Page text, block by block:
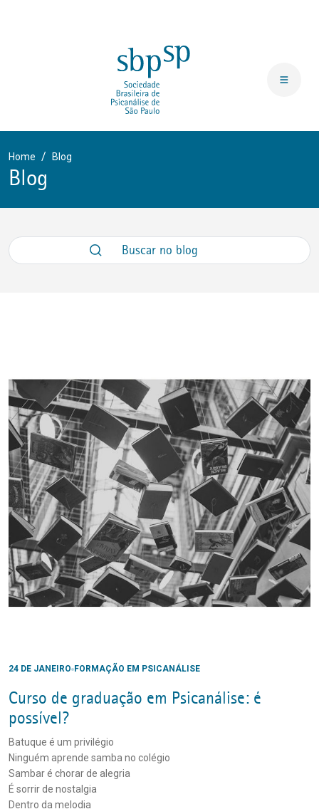
Home Blog
Blog
24 DE JANEIRO FORMAÇÃO EM PSICANÁLISE
Curso de graduação em Psicanálise: é
possível?
Batuque é um privilégio
Ninguém aprende samba no colégio
Sambar é chorar de alegria
É sorrir de nostalgia
Dentro da melodia